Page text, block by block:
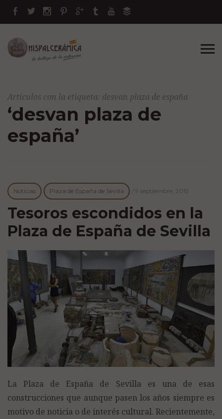
Artículos con la etiqueta: desvan plaza de españa
‘desvan plaza de
españa’
Noticias Plaza de España de Sevilla / 9 septiembre, 2015
Tesoros escondidos en la
Plaza de España de Sevilla
La Plaza de España de Sevilla es una de esas
construcciones que aunque pasen los años siempre es
motivo de noticia o de interés cultural. Recientemente,